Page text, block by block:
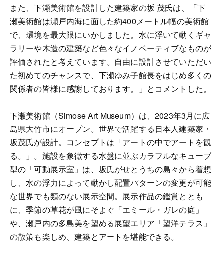
また、下瀬美術館を設計した建築家の坂 茂氏は、「下
瀬美術館は瀬戸内海に面した約400メートル幅の美術館
で、環境を最大限にいかしました。水に浮いて動くギャ
ラリーや木造の建築など色々なイノベーティブなものが
評価されたと考えています。自由に設計させていただい
た初めてのチャンスで、下瀬ゆみ子館長をはじめ多くの
関係者の皆様に感謝しております。」とコメントした。
下瀬美術館（Simose Art Museum）は、2023年3月に広
島県大竹市にオープン。世界で活躍する日本人建築家・
坂茂氏が設計。コンセプトは「アートの中でアートを観
る。」。施設を象徴する水盤に並ぶカラフルなキューブ
型の「可動展示室」は、坂氏がせとうちの島々から着想
し、水の浮力によって動かし配置パターンの変更が可能
な世界でも類のない展示空間。展示作品の鑑賞ととも
に、季節の草花が風にそよぐ「エミール・ガレの庭」
や、瀬戸内の多島美を望める展望エリア「望洋テラス」
の散策も楽しめ、建築とアートを堪能できる。